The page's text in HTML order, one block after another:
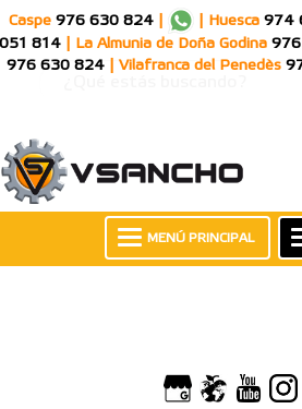
Caspe 976 630 824 Huesca 974
051 814
La Almunia de Doña Godina
976 630 824
Vilafranca del Penedès
MENÚ PRINCIPAL